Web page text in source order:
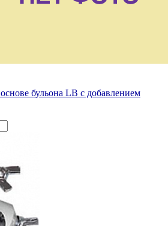
бульона LB с добавлением